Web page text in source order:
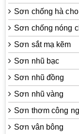
Sơn chống hà
Sơn chống nóng
Sơn sắt mạ kẽm
Sơn nhũ bạc
Sơn nhũ đồng
Sơn nhũ vàng
Sơn thơm công
Sơn vân bông